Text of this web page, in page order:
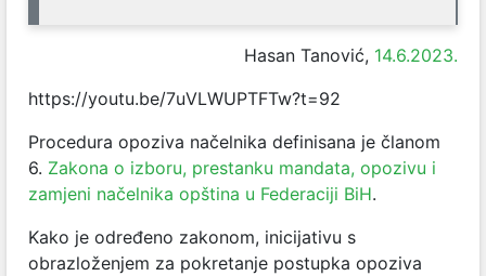
Hasan Tanović, 14.6.2023.
https://youtu.be/7uVLWUPTFTw?t=92
Procedura opoziva načelnika definisana je članom
6. Zakona o izboru, prestanku mandata, opozivu i
zamjeni načelnika opština u Federaciji BiH.
Kako je određeno zakonom, inicijativu s
obrazloženjem za pokretanje postupka opoziva